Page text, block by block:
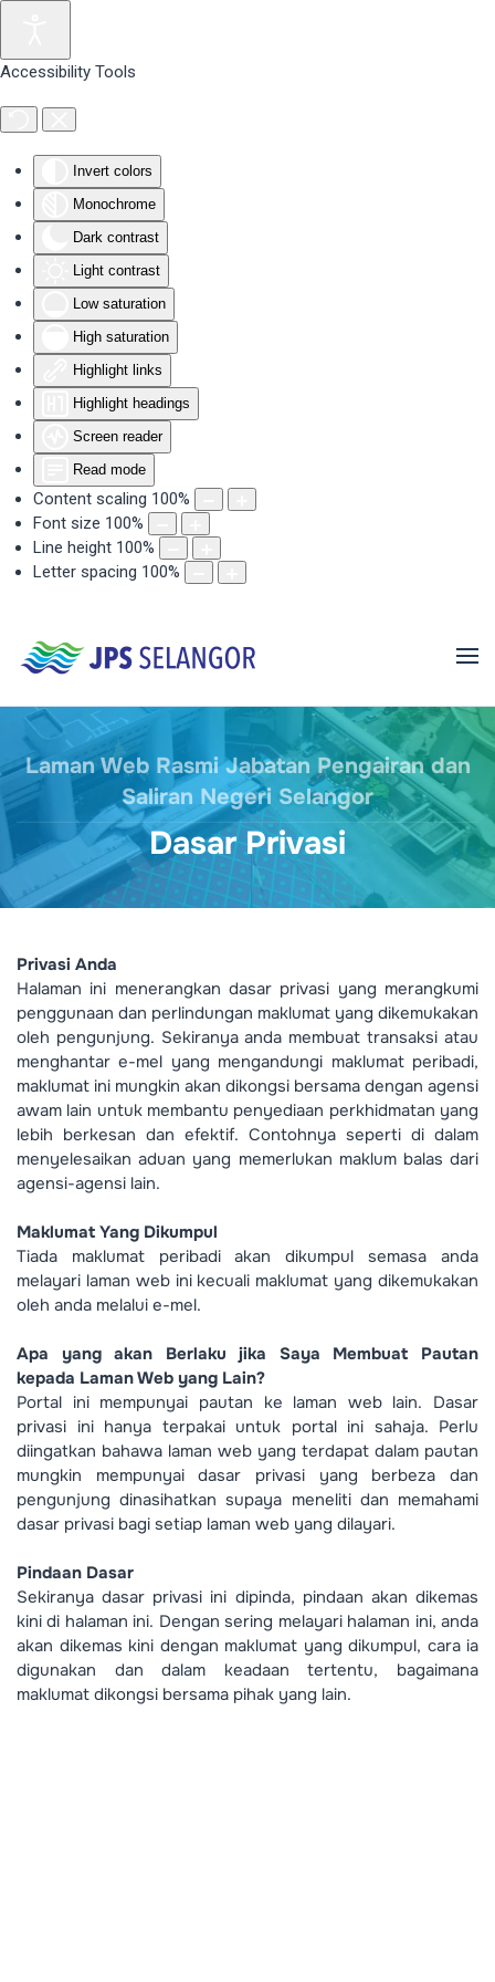
Accessibility Tools
Invert colors
Monochrome
Dark contrast
Light contrast
Low saturation
High saturation
Highlight links
Highlight headings
Screen reader
Read mode
Content scaling 100%
Font size 100%
Line height 100%
Letter spacing 100%
Skip to main content
Laman Web Rasmi Jabatan Pengairan dan
Saliran Negeri Selangor
Dasar Privasi
Privasi Anda
Halaman ini menerangkan dasar privasi yang merangkumi
penggunaan dan perlindungan maklumat yang dikemukakan
oleh pengunjung. Sekiranya anda membuat transaksi atau
menghantar e-mel yang mengandungi maklumat peribadi,
maklumat ini mungkin akan dikongsi bersama dengan agensi
awam lain untuk membantu penyediaan perkhidmatan yang
lebih berkesan dan efektif. Contohnya seperti di dalam
menyelesaikan aduan yang memerlukan maklum balas dari
agensi-agensi lain.
Maklumat Yang Dikumpul
Tiada maklumat peribadi akan dikumpul semasa anda
melayari laman web ini kecuali maklumat yang dikemukakan
oleh anda melalui e-mel.
Apa yang akan Berlaku jika Saya Membuat Pautan
kepada Laman Web yang Lain?
Portal ini mempunyai pautan ke laman web lain. Dasar
privasi ini hanya terpakai untuk portal ini sahaja. Perlu
diingatkan bahawa laman web yang terdapat dalam pautan
mungkin mempunyai dasar privasi yang berbeza dan
pengunjung dinasihatkan supaya meneliti dan memahami
dasar privasi bagi setiap laman web yang dilayari.
Pindaan Dasar
Sekiranya dasar privasi ini dipinda, pindaan akan dikemas
kini di halaman ini. Dengan sering melayari halaman ini, anda
akan dikemas kini dengan maklumat yang dikumpul, cara ia
digunakan dan dalam keadaan tertentu, bagaimana
maklumat dikongsi bersama pihak yang lain.